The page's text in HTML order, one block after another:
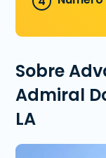
Sobre
Admiral
LA